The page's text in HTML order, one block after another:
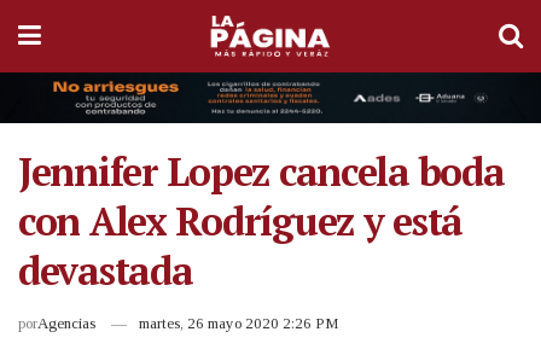
Jennifer Lopez cancela boda
con Alex Rodríguez y está
devastada
porAgencias martes, 26 mayo 2020 2:26 PM